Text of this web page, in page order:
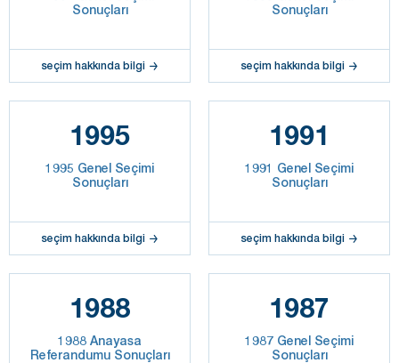
Sonuçları
seçim hakkında bilgi
Sonuçları
seçim hakkında bilgi
1995
1995 Genel Seçimi
Sonuçları
seçim hakkında bilgi
1991
1991 Genel Seçimi
Sonuçları
seçim hakkında bilgi
1988
1988 Anayasa
Referandumu Sonuçları
1987
1987 Genel Seçimi
Sonuçları